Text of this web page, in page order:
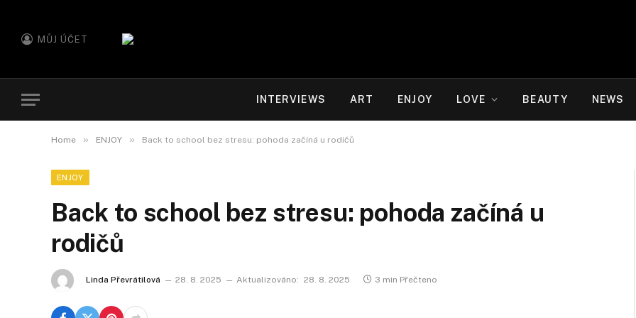
MŮJ ÚČET
INTERVIEWS ART ENJOY LOVE BEAUTY NEWS
Home » ENJOY » Back to school bez stresu: pohoda začíná u rodičů
ENJOY
Back to school bez stresu: pohoda začíná u
rodičů
Linda Převrátilová 28. 8. 2025 Aktualizováno: 28. 8. 2025 3 min Přečteno